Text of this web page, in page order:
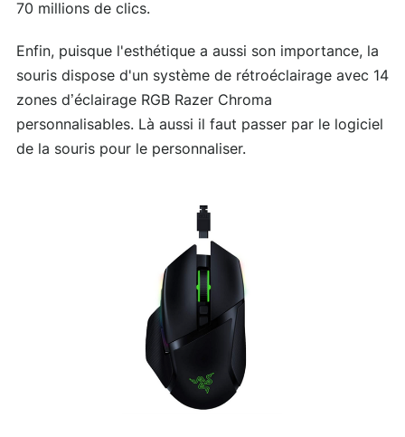
70 millions de clics.
Enfin, puisque l'esthétique a aussi son importance, la
souris dispose d'un système de rétroéclairage avec 14
zones d’éclairage RGB Razer Chroma
personnalisables. Là aussi il faut passer par le logiciel
de la souris pour le personnaliser.